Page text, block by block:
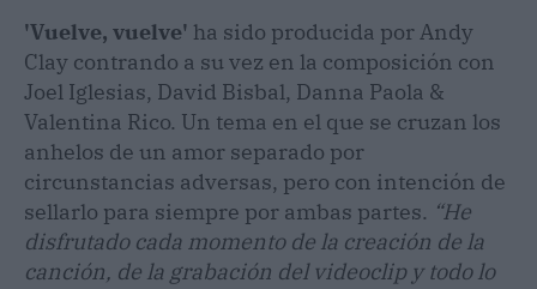
'Vuelve, vuelve' ha sido producida por Andy
Clay contrando a su vez en la composición con
Joel Iglesias, David Bisbal, Danna Paola &
Valentina Rico. Un tema en el que se cruzan los
anhelos de un amor separado por
circunstancias adversas, pero con intención de
sellarlo para siempre por ambas partes. “He
disfrutado cada momento de la creación de la
canción, de la grabación del videoclip y todo lo